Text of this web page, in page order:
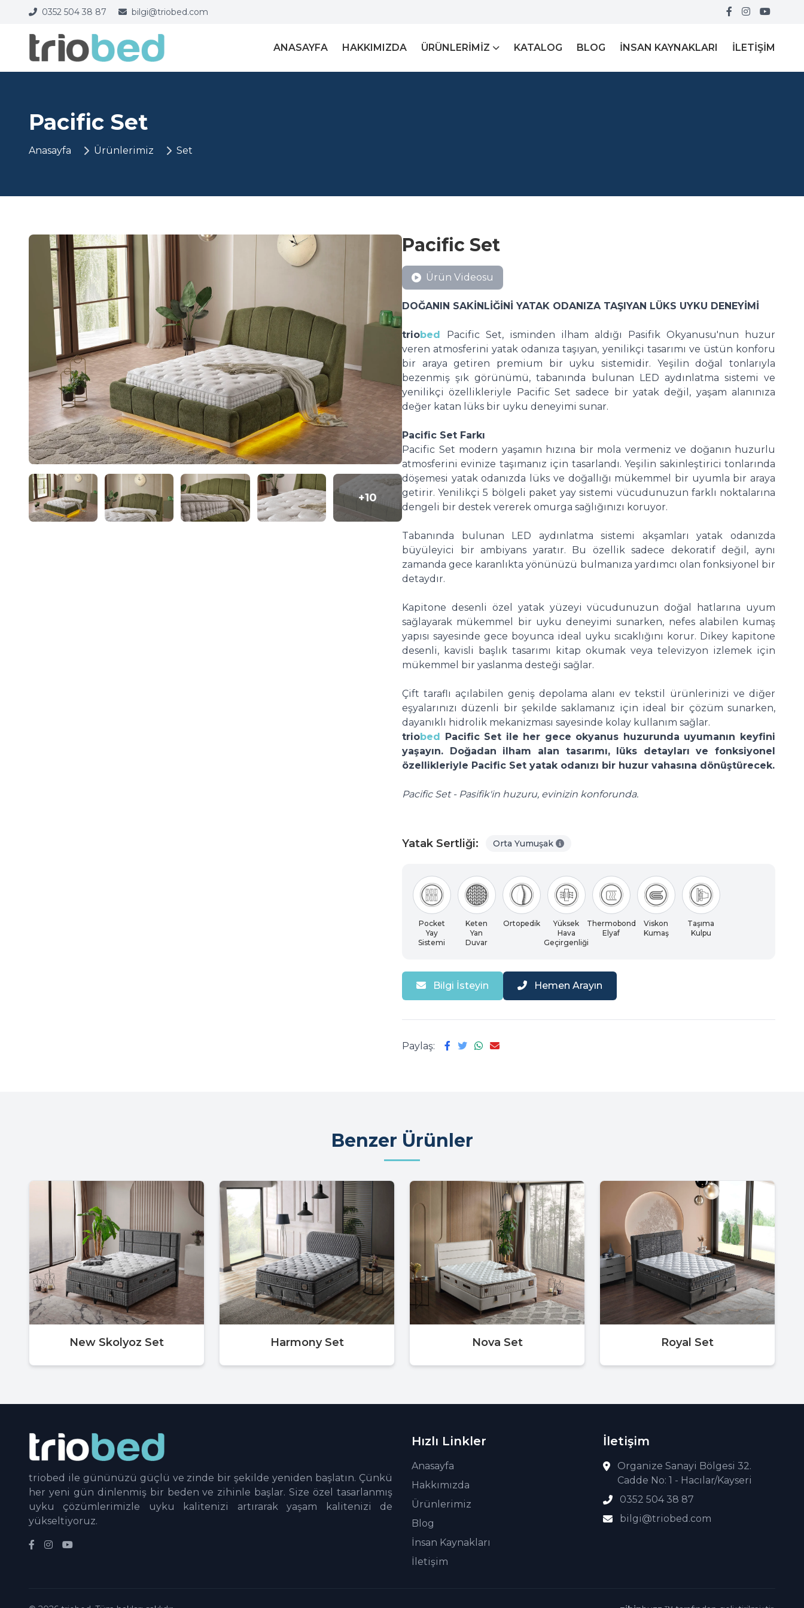
0352 504 38 87 bilgi@triobed.com
ANASAYFA HAKKIMIZDA ÜRÜNLERIMIZ KATALOG BLOG İNSAN KAYNAKLARI İLETIŞIM
Pacific Set
Anasayfa Ürünlerimiz Set
+10
Pacific Set
Ürün Videosu
DOĞANIN SAKİNLİĞİNİ YATAK ODANIZA TAŞIYAN LÜKS UYKU DENEYİMİ
triobed Pacific Set, isminden ilham aldığı Pasifik Okyanusu'nun huzur
veren atmosferini yatak odanıza taşıyan, yenilikçi tasarımı ve üstün konforu
bir araya getiren premium bir uyku sistemidir. Yeşilin doğal tonlarıyla
bezenmiş şık görünümü, tabanında bulunan LED aydınlatma sistemi ve
yenilikçi özellikleriyle Pacific Set sadece bir yatak değil, yaşam alanınıza
değer katan lüks bir uyku deneyimi sunar.
Pacific Set Farkı
Pacific Set modern yaşamın hızına bir mola vermeniz ve doğanın huzurlu
atmosferini evinize taşımanız için tasarlandı. Yeşilin sakinleştirici tonlarında
döşemesi yatak odanızda lüks ve doğallığı mükemmel bir uyumla bir araya
getirir. Yenilikçi 5 bölgeli paket yay sistemi vücudunuzun farklı noktalarına
dengeli bir destek vererek omurga sağlığınızı koruyor.
Tabanında bulunan LED aydınlatma sistemi akşamları yatak odanızda
büyüleyici bir ambiyans yaratır. Bu özellik sadece dekoratif değil, aynı
zamanda gece karanlıkta yönünüzü bulmanıza yardımcı olan fonksiyonel bir
detaydır.
Kapitone desenli özel yatak yüzeyi vücudunuzun doğal hatlarına uyum
sağlayarak mükemmel bir uyku deneyimi sunarken, nefes alabilen kumaş
yapısı sayesinde gece boyunca ideal uyku sıcaklığını korur. Dikey kapitone
desenli, kavisli başlık tasarımı kitap okumak veya televizyon izlemek için
mükemmel bir yaslanma desteği sağlar.
Çift taraflı açılabilen geniş depolama alanı ev tekstil ürünlerinizi ve diğer
eşyalarınızı düzenli bir şekilde saklamanız için ideal bir çözüm sunarken,
dayanıklı hidrolik mekanizması sayesinde kolay kullanım sağlar.
triobed Pacific Set ile her gece okyanus huzurunda uyumanın keyfini
yaşayın. Doğadan ilham alan tasarımı, lüks detayları ve fonksiyonel
özellikleriyle Pacific Set yatak odanızı bir huzur vahasına dönüştürecek.
Pacific Set - Pasifik'in huzuru, evinizin konforunda.
Yatak Sertliği: Orta Yumuşak
Pocket
Yay
Sistemi
Keten
Yan
Duvar
Ortopedik
Yüksek
Hava
Geçirgenliği
Thermobond
Elyaf
Viskon
Kumaş
Taşıma
Kulpu
Bilgi İsteyin Hemen Arayın
Paylaş:
Benzer Ürünler
New Skolyoz Set Harmony Set Nova Set Royal Set
triobed ile gününüzü güçlü ve zinde bir şekilde yeniden başlatın. Çünkü
her yeni gün dinlenmiş bir beden ve zihinle başlar. Size özel tasarlanmış
uyku çözümlerimizle uyku kalitenizi artırarak yaşam kalitenizi de
yükseltiyoruz.
Hızlı Linkler
Anasayfa
Hakkımızda
Ürünlerimiz
Blog
İnsan Kaynakları
İletişim
İletişim
Organize Sanayi Bölgesi 32.
Cadde No: 1 - Hacılar/Kayseri
0352 504 38 87
bilgi@triobed.com